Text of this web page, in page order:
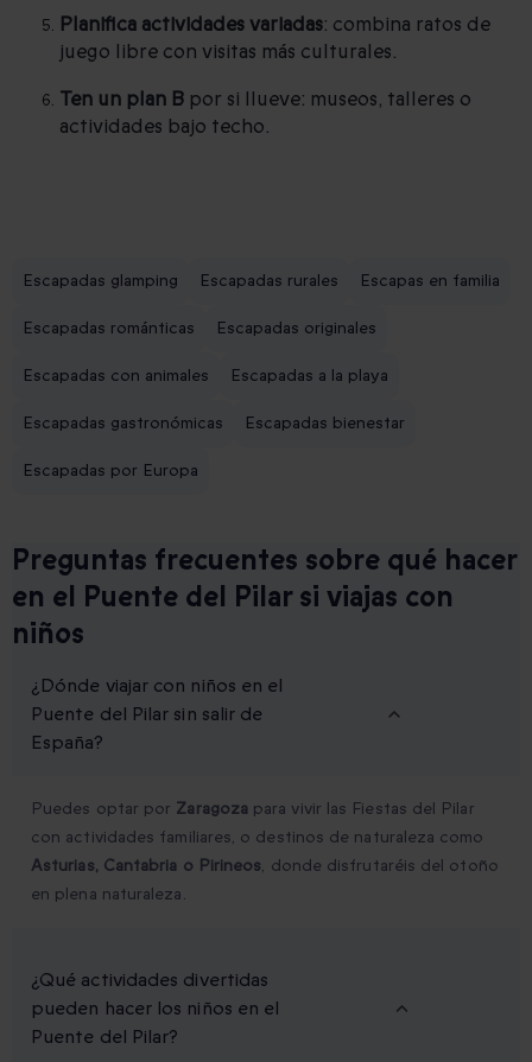
Planifica actividades variadas: combina ratos de
juego libre con visitas más culturales.
Ten un plan B por si llueve: museos, talleres o
actividades bajo techo.
Escapadas glamping Escapadas rurales Escapas en familia
Escapadas románticas Escapadas originales
Escapadas con animales Escapadas a la playa
Escapadas gastronómicas Escapadas bienestar
Escapadas por Europa
Preguntas frecuentes sobre qué hacer
en el Puente del Pilar si viajas con
niños
¿Dónde viajar con niños en el
Puente del Pilar sin salir de
España?
Puedes optar por Zaragoza para vivir las Fiestas del Pilar
con actividades familiares, o destinos de naturaleza como
Asturias, Cantabria o Pirineos, donde disfrutaréis del otoño
en plena naturaleza.
¿Qué actividades divertidas
pueden hacer los niños en el
Puente del Pilar?